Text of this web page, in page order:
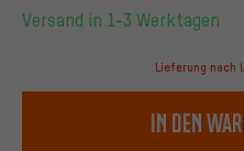
Versand in 1-3 Werktagen
Lieferung nach
In den